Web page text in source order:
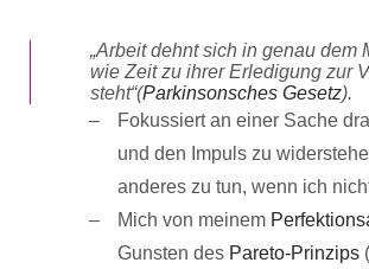
„Arbeit dehnt sich in genau dem
wie Zeit zu ihrer Erledigung zur
steht“(Parkinsonsches Gesetz).
Fokussiert an einer Sache
und den Impuls zu
anderes zu tun, wenn ich
Mich von meinem
Gunsten des Pareto-Prinzips